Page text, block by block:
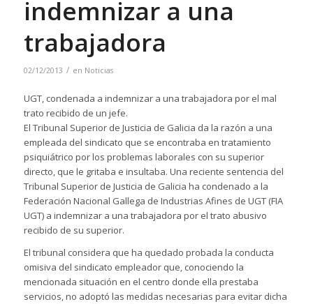
indemnizar a una
trabajadora
02/12/2013 / en Noticias
UGT, condenada a indemnizar a una trabajadora por el mal
trato recibido de un jefe.
El Tribunal Superior de Justicia de Galicia da la razón a una
empleada del sindicato que se encontraba en tratamiento
psiquiátrico por los problemas laborales con su superior
directo, que le gritaba e insultaba. Una reciente sentencia del
Tribunal Superior de Justicia de Galicia ha condenado a la
Federación Nacional Gallega de Industrias Afines de UGT (FIA
UGT) a indemnizar a una trabajadora por el trato abusivo
recibido de su superior.
El tribunal considera que ha quedado probada la conducta
omisiva del sindicato empleador que, conociendo la
mencionada situación en el centro donde ella prestaba
servicios, no adoptó las medidas necesarias para evitar dicha